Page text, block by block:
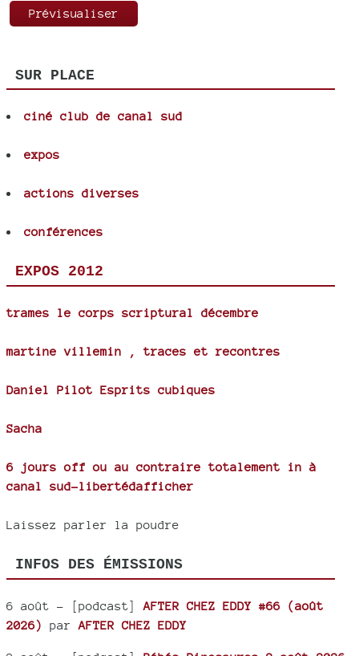
SUR PLACE
ciné club de canal sud
expos
actions diverses
conférences
EXPOS 2012
trames le corps scriptural décembre
martine villemin , traces et recontres
Daniel Pilot Esprits cubiques
Sacha
6 jours off ou au contraire totalement in à
canal sud-libertédafficher
Laissez parler la poudre
INFOS DES ÉMISSIONS
6 août - [podcast] AFTER CHEZ EDDY #66 (août
2026)
par AFTER CHEZ EDDY